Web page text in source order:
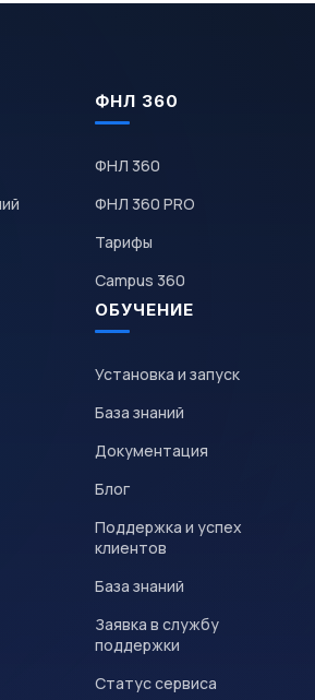
ФНЛ 360
ФНЛ 360
ФНЛ 360 PRO
Тарифы
Campus 360
ОБУЧЕНИЕ
Установка и запуск
База знаний
Документация
Блог
Поддержка и успех
клиентов
База знаний
Заявка в службу
поддержки
Статус сервиса